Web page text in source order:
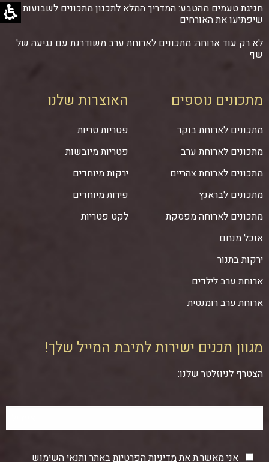
חגיגת טעמים מהטבע: המדריך המלא לתכנון מתכונים לשבועות
שיפתיעו את האורחים
לא רק עוד ארוחה: מתכונים לארוחת ערב משודרגת עם נגיעה של
שף
מתכונים נוספים
מתכונים לארוחת בוקר
מתכונים לארוחת ערב
מתכונים לארוחת צהריים
מתכונים לבראנץ
מתכונים לארוחה מפסקת
אוכל מנחם
ירקות בתנור
ארוחת ערב לילדים
ארוחת ערב רומנטית
האוצרות שלנו
פטריות טריות
פטריות מיובשות
ירקות מיוחדים
פירות מיוחדים
לקט פטריות
מגוון תכנים ישירות לתיבת המייל שלך!
הצטרף לניוזלטר שלנו:
אני מאשר.ת אתמדיניות הפרטיותבאתר ותנאי השימוש